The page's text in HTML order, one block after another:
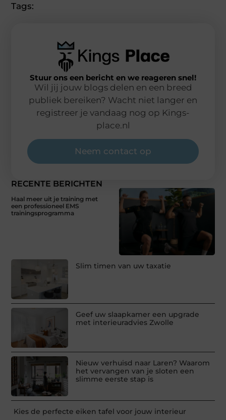
Tags:
RECENTE BERICHTEN
Haal meer uit je training met
een professioneel EMS
trainingsprogramma
Slim timen van uw taxatie
Geef uw slaapkamer een upgrade
met interieuradvies Zwolle
Nieuw verhuisd naar Laren? Waarom
het vervangen van je sloten een
slimme eerste stap is
Kies de perfecte eiken tafel voor jouw interieur
Stuur ons een bericht en we reageren snel!
Wil jij jouw blogs delen en een breed
publiek bereiken? Wacht niet langer en
registreer je vandaag nog op Kings-
place.nl
Neem contact op